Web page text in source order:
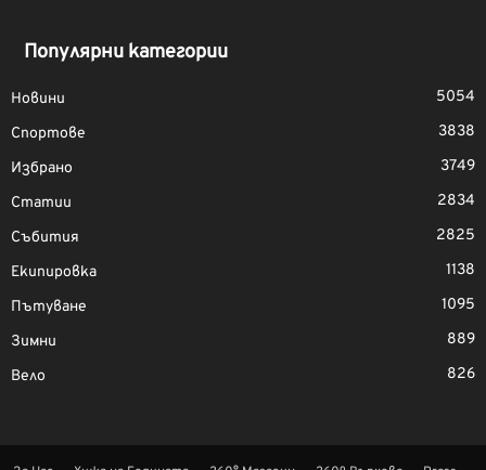
Популярни категории
Новини
5054
Спортове
3838
Избрано
3749
Статии
2834
Събития
2825
Екипировка
1138
Пътуване
1095
Зимни
889
Вело
826